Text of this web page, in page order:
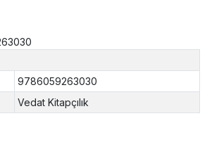
9786059263030
Vedat Kitapçılık